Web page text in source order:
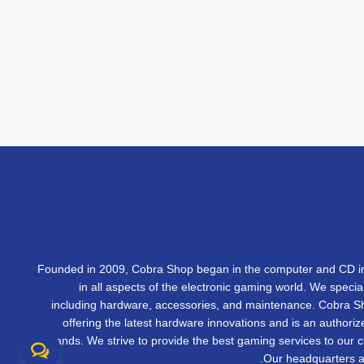
Founded in 2009, Cobra Shop began in the computer and CD
in all aspects of the electronic gaming world. We
including hardware, accessories, and maintenance. Cobra
offering the latest hardware innovations and is an
brands. We strive to provide the best gaming services to our
Our headquarters